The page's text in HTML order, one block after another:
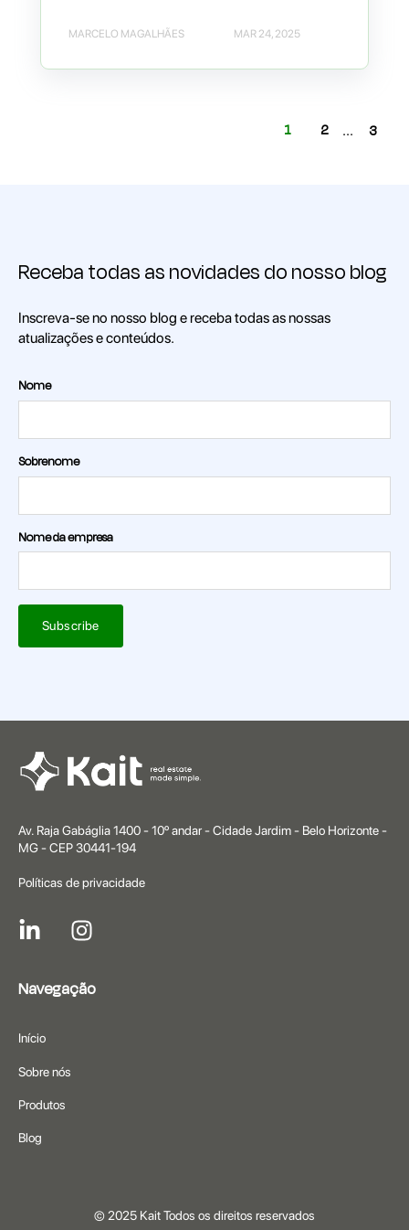
MARCELO MAGALHÃES MAR 24, 2025
1 2 ... 3
Receba todas as novidades do nosso blog
Inscreva-se no nosso blog e receba todas as nossas
atualizações e conteúdos.
Nome
Sobrenome
Nome da empresa
Av. Raja Gabáglia 1400 - 10º andar - Cidade Jardim - Belo Horizonte -
MG - CEP 30441-194
Políticas de privacidade
Navegação
Início
Sobre nós
Produtos
Blog
© 2025 Kait Todos os direitos reservados